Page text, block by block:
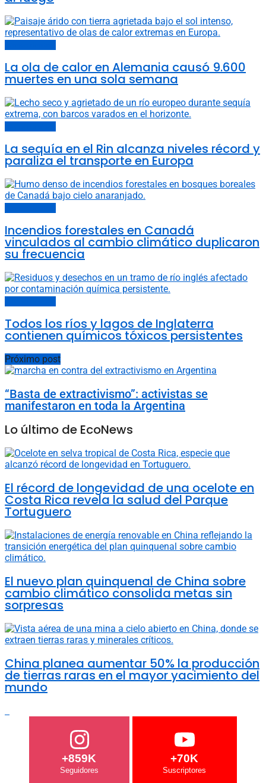
La ola de calor en Alemania causó 9.600
muertes en una sola semana
La sequía en el Rin alcanza niveles récord y
paraliza el transporte en Europa
Incendios forestales en Canadá
vinculados al cambio climático duplicaron
su frecuencia
Todos los ríos y lagos de Inglaterra
contienen químicos tóxicos persistentes
Próximo post
“Basta de extractivismo”: activistas se
manifestaron en toda la Argentina
Lo último de EcoNews
El récord de longevidad de una ocelote en
Costa Rica revela la salud del Parque
Tortuguero
El nuevo plan quinquenal de China sobre
cambio climático consolida metas sin
sorpresas
China planea aumentar 50% la producción
de tierras raras en el mayor yacimiento del
mundo
+859K +70K